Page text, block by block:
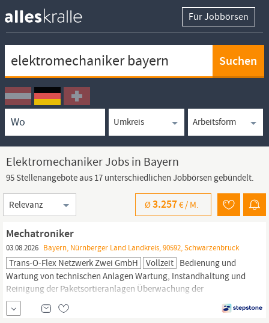
Für Jobbörsen
Ortssuche
Umkreissuche
Arbeitsform
Elektromechaniker Jobs in Bayern
95 Stellenangebote aus 17 unterschiedlichen Jobbörsen gebündelt.
Sortierung
Ø3.257€ / M.
Mechatroniker
03.08.2026 Bayern, Nürnberger Land Landkreis, 90592, Schwarzenbruck
Trans-O-Flex Netzwerk Zwei GmbH Vollzeit Bedienung und
Wartung von technischen Anlagen Wartung, Instandhaltung und
Reinigung der Paketsortieranlagen Überwachung der
Leistungsparameter von Sortieranlagen Überwachung der
Umbau- und Instandhaltungsmaßnahmen Steuerung und